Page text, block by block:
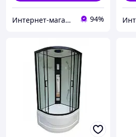
Интернет-магазин Строй Дом 94%